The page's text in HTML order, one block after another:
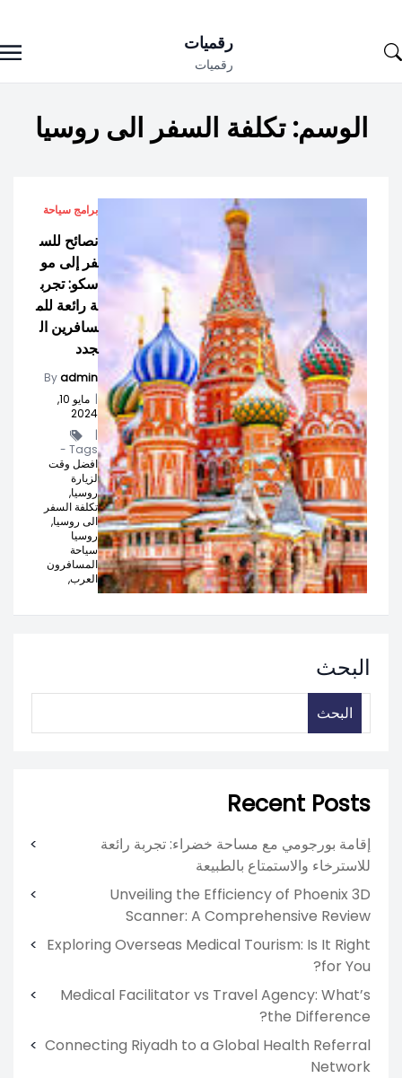
to
رقميات
رقميات
الوسم:تكلفة السفر الى روسيا
برامج سياحة
نصائح للس
فر إلى مو
سكو: تجرب
ة رائعة للم
سافرين ال
جدد
Byadmin
|
مايو 10,
2024
|
Tags -
افضل وقت
لزيارة
روسيا,
تكلفة السفر
الى روسيا,
روسيا
سياحة
المسافرون
العرب,
البحث
البحث
Recent Posts
إقامة بورجومي مع مساحة خضراء: تجربة رائعة
للاسترخاء والاستمتاع بالطبيعة
Unveiling the Efficiency of Phoenix 3D
Scanner: A Comprehensive Review
Exploring Overseas Medical Tourism: Is It Right
for You?
Medical Facilitator vs Travel Agency: What’s
the Difference?
Connecting Riyadh to a Global Health Referral
Network